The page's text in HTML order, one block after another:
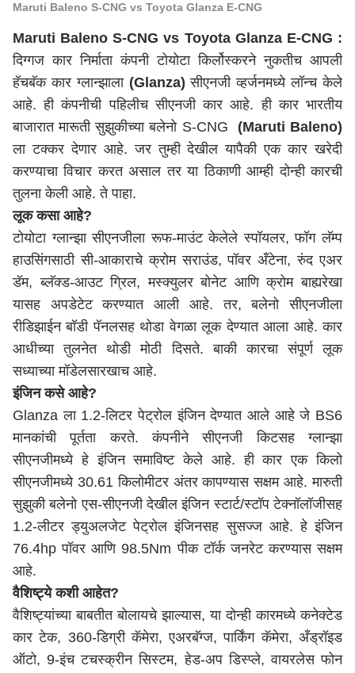
Maruti Baleno S-CNG vs Toyota Glanza E-CNG
Maruti Baleno S-CNG vs Toyota Glanza E-CNG :
दिग्गज कार निर्माता कंपनी टोयोटा किर्लोस्करने नुकतीच आपली
हॅचबॅक कार ग्लान्झाला (Glanza) सीएनजी व्हर्जनमध्ये लॉन्च केले
आहे. ही कंपनीची पहिलीच सीएनजी कार आहे. ही कार भारतीय
बाजारात मारूती सुझुकीच्या बलेनो S-CNG (Maruti Baleno)
ला टक्कर देणार आहे. जर तुम्ही देखील यापैकी एक कार खरेदी
करण्याचा विचार करत असाल तर या ठिकाणी आम्ही दोन्ही कारची
तुलना केली आहे. ते पाहा.
लूक कसा आहे?
टोयोटा ग्लान्झा सीएनजीला रूफ-माउंट केलेले स्पॉयलर, फॉग लॅम्प
हाउसिंगसाठी सी-आकाराचे क्रोम सराउंड, पॉवर अँटेना, रुंद एअर
डॅम, ब्लॅक्ड-आउट ग्रिल, मस्क्युलर बोनेट आणि क्रोम बाह्यरेखा
यासह अपडेटेट करण्यात आली आहे. तर, बलेनो सीएनजीला
रीडिझाईन बॉडी पॅनलसह थोडा वेगळा लूक देण्यात आला आहे. कार
आधीच्या तुलनेत थोडी मोठी दिसते. बाकी कारचा संपूर्ण लूक
सध्याच्या मॉडेलसारखाच आहे.
इंजिन कसे आहे?
Glanza ला 1.2-लिटर पेट्रोल इंजिन देण्यात आले आहे जे BS6
मानकांची पूर्तता करते. कंपनीने सीएनजी किटसह ग्लान्झा
सीएनजीमध्ये हे इंजिन समाविष्ट केले आहे. ही कार एक किलो
सीएनजीमध्ये 30.61 किलोमीटर अंतर कापण्यास सक्षम आहे. मारुती
सुझुकी बलेनो एस-सीएनजी देखील इंजिन स्टार्ट/स्टॉप टेक्नॉलॉजीसह
1.2-लीटर ड्युअलजेट पेट्रोल इंजिनसह सुसज्ज आहे. हे इंजिन
76.4hp पॉवर आणि 98.5Nm पीक टॉर्क जनरेट करण्यास सक्षम
आहे.
वैशिष्ट्ये कशी आहेत?
वैशिष्ट्यांच्या बाबतीत बोलायचे झाल्यास, या दोन्ही कारमध्ये कनेक्टेड
कार टेक, 360-डिग्री कॅमेरा, एअरबॅग्ज, पार्किंग कॅमेरा, अँड्रॉइड
ऑटो, 9-इंच टचस्क्रीन सिस्टम, हेड-अप डिस्प्ले, वायरलेस फोन